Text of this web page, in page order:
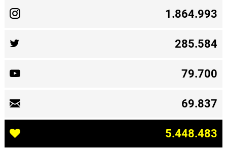
1.864.993
285.584
79.700
69.837
5.448.483